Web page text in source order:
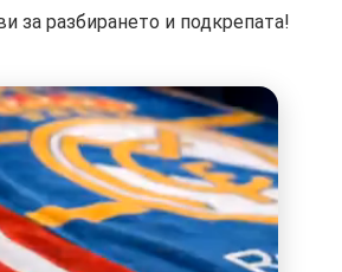
за разбирането и подкрепата!